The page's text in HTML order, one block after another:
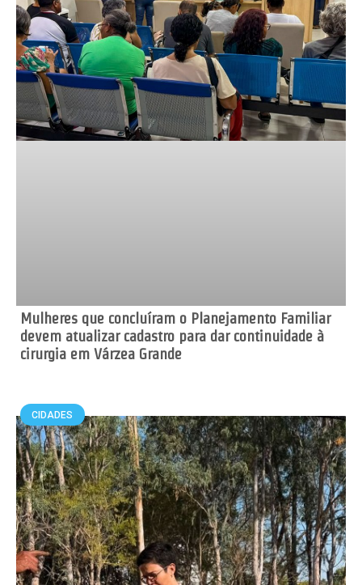
Mulheres que concluíram o Planejamento Familiar
devem atualizar cadastro para dar continuidade à
cirurgia em Várzea Grande
CIDADES